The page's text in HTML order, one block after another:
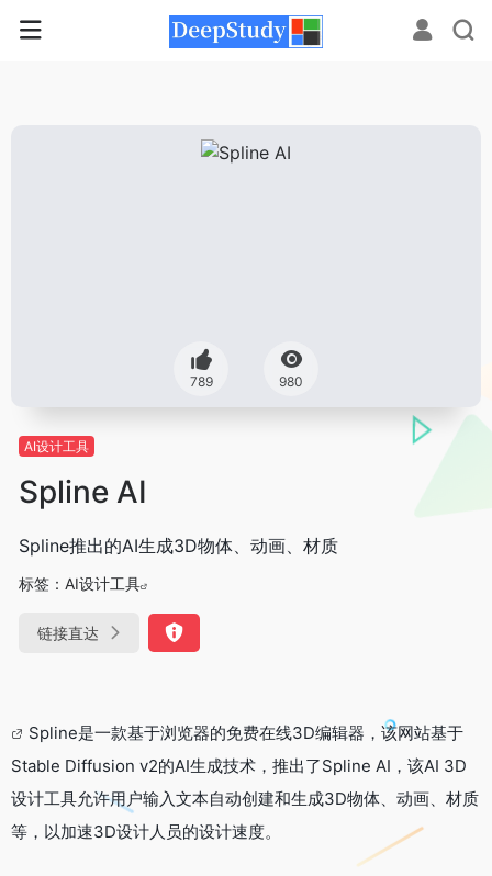
789 980
AI设计工具
Spline AI
Spline推出的AI生成3D物体、动画、材质
标签： AI设计工具
链接直达
Spline是一款基于浏览器的免费在线3D编辑器，该网站基于
Stable Diffusion v2的AI生成技术，推出了Spline AI，该AI 3D
设计工具允许用户输入文本自动创建和生成3D物体、动画、材质
等，以加速3D设计人员的设计速度。